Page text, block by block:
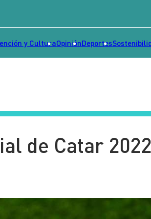
y CulturaOpiniónDeportes
de Catar